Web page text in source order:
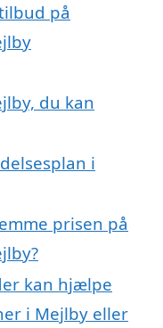
på
du kan
i
prisen på
kan hjælpe
i Mejlby eller